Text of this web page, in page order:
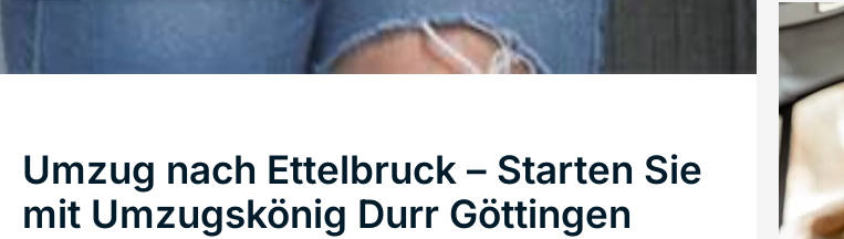
Umzug nach Ettelbruck – Starten Sie
mit Umzugskönig Durr Göttingen